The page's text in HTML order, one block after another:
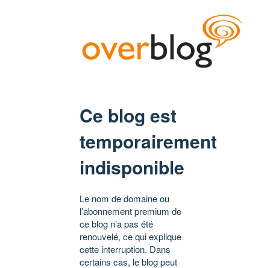
Ce blog est
temporairement
indisponible
Le nom de domaine ou
l’abonnement premium de
ce blog n’a pas été
renouvelé, ce qui explique
cette interruption. Dans
certains cas, le blog peut